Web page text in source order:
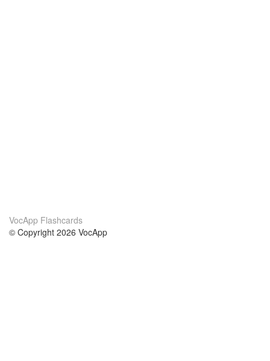
VocApp Flashcards
© Copyright 2026 VocApp